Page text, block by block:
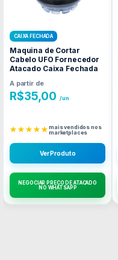
CAIXA FECHADA
Maquina de Cortar
Cabelo UFO Fornecedor
Atacado Caixa Fechada
A partir de
R$35,00 /un
★★★★★mais vendidos nos
marketplaces
Ver Produto
NEGOCIAR PREÇO DE ATACADO
NO WHATSAPP